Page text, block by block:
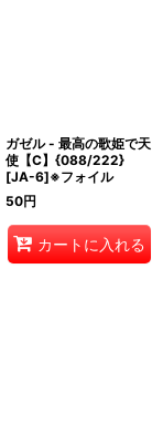
ガゼル - 最高の歌姫で天
使【C】{088/222}
[JA-6]※フォイル
50円
カートに入れる